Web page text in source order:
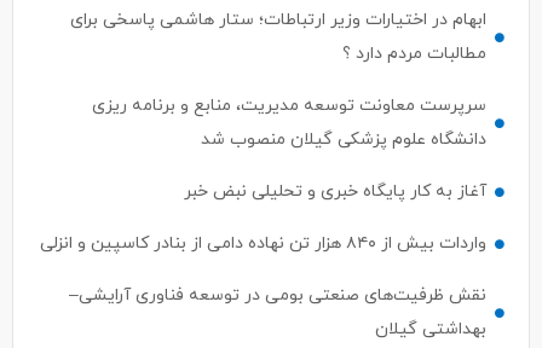
ابهام در اختیارات وزیر ارتباطات؛ ستار هاشمی پاسخی برای
مطالبات مردم دارد ؟
سرپرست معاونت توسعه مدیریت، منابع و برنامه ریزی
دانشگاه علوم پزشکی گیلان منصوب شد
آغاز به کار پایگاه خبری و تحلیلی نبض خبر
واردات بیش از ۸۴۰ هزار تن نهاده دامی از بنادر كاسپین و انزلی
نقش ظرفیت‌های صنعتی بومی در توسعه فناوری آرایشی–
بهداشتی گیلان